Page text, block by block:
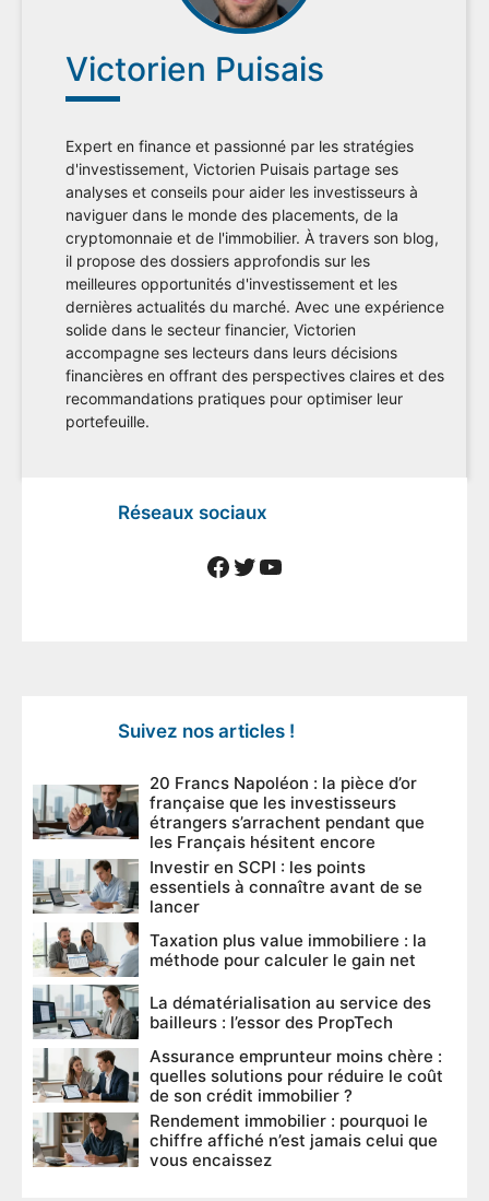
Victorien Puisais
Expert en finance et passionné par les stratégies
d'investissement, Victorien Puisais partage ses
analyses et conseils pour aider les investisseurs à
naviguer dans le monde des placements, de la
cryptomonnaie et de l'immobilier. À travers son blog,
il propose des dossiers approfondis sur les
meilleures opportunités d'investissement et les
dernières actualités du marché. Avec une expérience
solide dans le secteur financier, Victorien
accompagne ses lecteurs dans leurs décisions
financières en offrant des perspectives claires et des
recommandations pratiques pour optimiser leur
portefeuille.
Réseaux sociaux
Facebook
Twitter
YouTube
Suivez nos articles !
20 Francs Napoléon : la pièce d’or
française que les investisseurs
étrangers s’arrachent pendant que
les Français hésitent encore
Investir en SCPI : les points
essentiels à connaître avant de se
lancer
Taxation plus value immobiliere : la
méthode pour calculer le gain net
La dématérialisation au service des
bailleurs : l’essor des PropTech
Assurance emprunteur moins chère :
quelles solutions pour réduire le coût
de son crédit immobilier ?
Rendement immobilier : pourquoi le
chiffre affiché n’est jamais celui que
vous encaissez